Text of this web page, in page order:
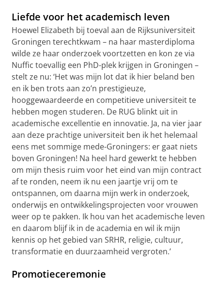
Liefde voor het academisch leven
Hoewel Elizabeth bij toeval aan de Rijksuniversiteit
Groningen terechtkwam – na haar masterdiploma
wilde ze haar onderzoek voortzetten en kon ze via
Nuffic toevallig een PhD-plek krijgen in Groningen –
stelt ze nu: ‘Het was mijn lot dat ik hier beland ben
en ik ben trots aan zo’n prestigieuze,
hooggewaardeerde en competitieve universiteit te
hebben mogen studeren. De RUG blinkt uit in
academische excellentie en innovatie. Ja, na vier jaar
aan deze prachtige universiteit ben ik het helemaal
eens met sommige mede-Groningers: er gaat niets
boven Groningen! Na heel hard gewerkt te hebben
om mijn thesis ruim voor het eind van mijn contract
af te ronden, neem ik nu een jaartje vrij om te
ontspannen, om daarna mijn werk in onderzoek,
onderwijs en ontwikkelingsprojecten voor vrouwen
weer op te pakken. Ik hou van het academische leven
en daarom blijf ik in de academia en wil ik mijn
kennis op het gebied van SRHR, religie, cultuur,
transformatie en duurzaamheid vergroten.’
Promotieceremonie